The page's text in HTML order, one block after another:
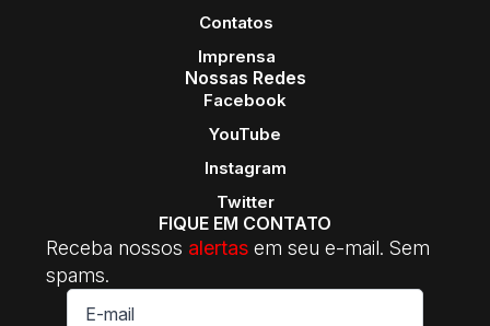
Contatos
Imprensa
Nossas Redes
Facebook
YouTube
Instagram
Twitter
FIQUE EM CONTATO
Receba nossos alertas em seu e-mail. Sem
spams.
E-
mail